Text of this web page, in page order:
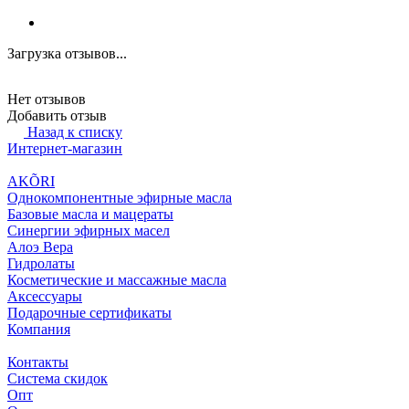
Загрузка отзывов...
Нет отзывов
Добавить отзыв
Назад к списку
Интернет-магазин
AKÕRI
Однокомпонентные эфирные масла
Базовые масла и мацераты
Синергии эфирных масел
Алоэ Вера
Гидролаты
Косметические и массажные масла
Аксессуары
Подарочные сертификаты
Компания
Контакты
Система скидок
Опт